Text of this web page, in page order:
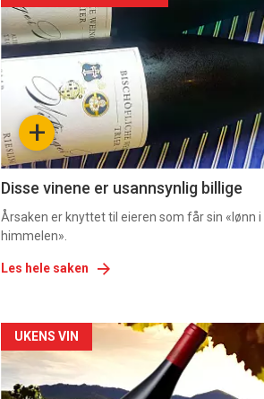
detail
-
section
11+
Disse vinene er usannsynlig billige
Årsaken er knyttet til eieren som får sin «lønn i
himmelen».
Les hele saken
Artikler
detail
UKENS VIN